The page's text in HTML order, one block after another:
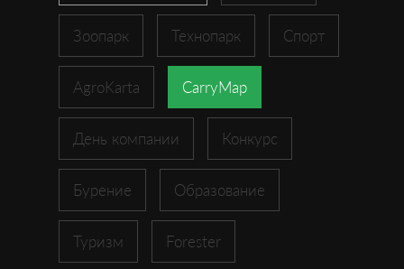
Зоопарк Технопарк Спорт
AgroKarta CarryMap
День компании Конкурс
Бурение Образование
Туризм Forester